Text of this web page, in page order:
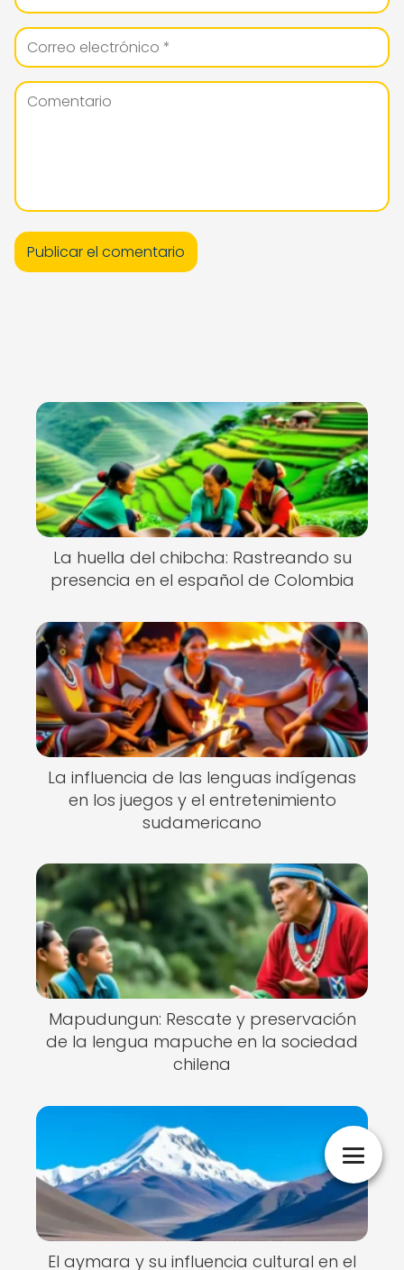
La huella del chibcha: Rastreando su
presencia en el español de Colombia
La influencia de las lenguas indígenas
en los juegos y el entretenimiento
sudamericano
Mapudungun: Rescate y preservación
de la lengua mapuche en la sociedad
chilena
El aymara y su influencia cultural en el